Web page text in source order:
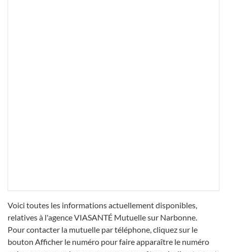
Voici toutes les informations actuellement disponibles,
relatives à l'agence VIASANTÉ Mutuelle sur Narbonne.
Pour contacter la mutuelle par téléphone, cliquez sur le
bouton Afficher le numéro pour faire apparaître le numéro